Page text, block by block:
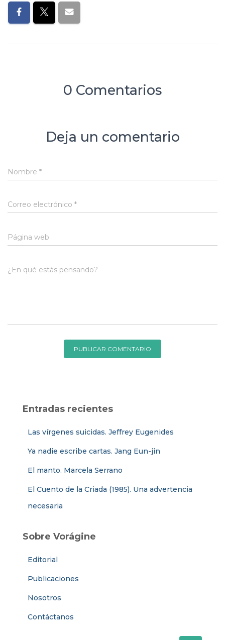
0 Comentarios
Deja un comentario
Nombre *
Correo electrónico *
Página web
¿En qué estás pensando?
Entradas recientes
Las vírgenes suicidas. Jeffrey Eugenides
Ya nadie escribe cartas. Jang Eun-jin
El manto. Marcela Serrano
El Cuento de la Criada (1985). Una advertencia
necesaria
Sobre Vorágine
Editorial
Publicaciones
Nosotros
Contáctanos